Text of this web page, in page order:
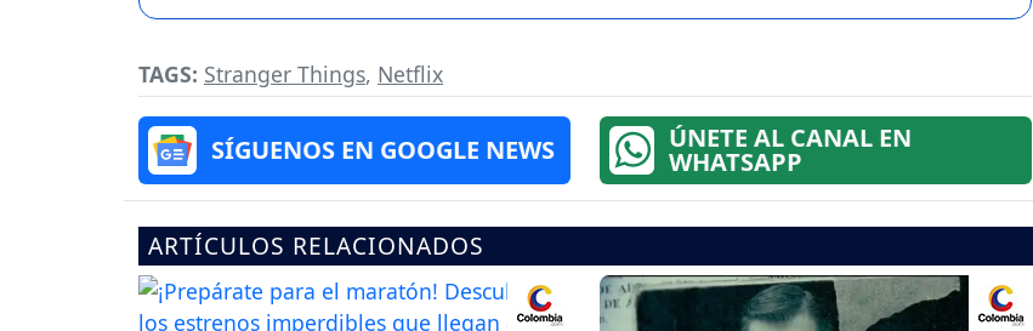
TAGS: Stranger Things, Netflix
SÍGUENOS EN GOOGLE NEWS ÚNETE AL CANAL EN
WHATSAPP
ARTÍCULOS RELACIONADOS